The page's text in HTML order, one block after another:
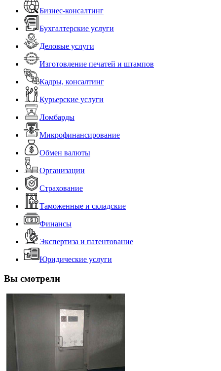
Бизнес-консалтинг
Бухгалтерские услуги
Деловые услуги
Изготовление печатей и штампов
Кадры, консалтинг
Курьерские услуги
Ломбарды
Микрофинансирование
Обмен валюты
Организации
Страхование
Таможенные и складские
Финансы
Экспертиза и патентование
Юридические услуги
Вы смотрели